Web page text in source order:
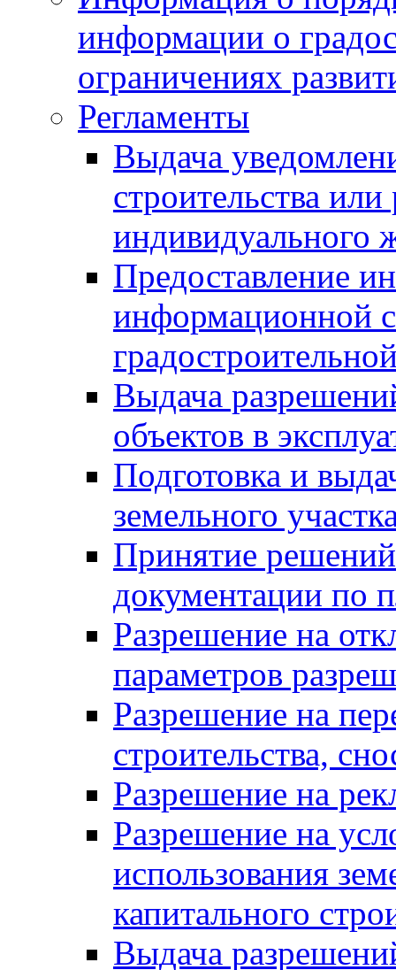
информации о
ограничениях
Регламенты
Выдача
строительства
индивидуального
Предоставление
информационной
Выдача
объектов в
Подготовка и
земельного
Принятие
документации по
Разрешение на
параметров
Разрешение на
строительства,
Разрешение на
Разрешение на
использования
капитального
Выдача